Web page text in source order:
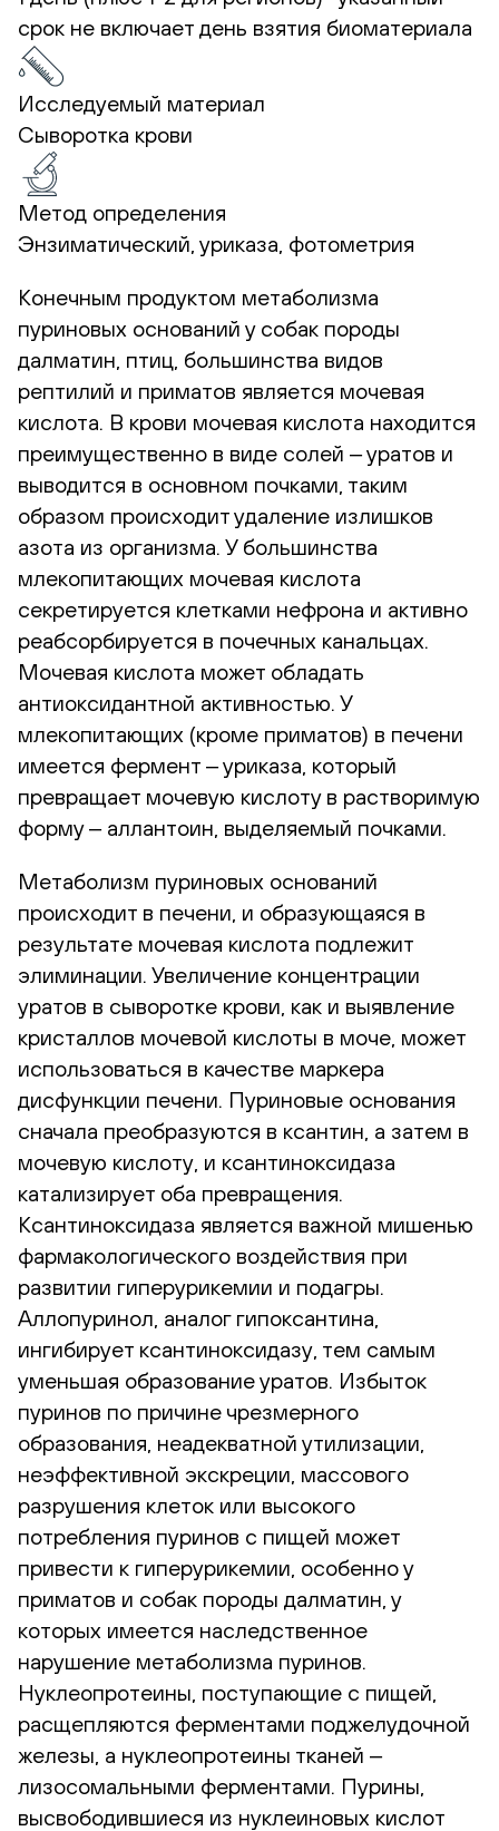
срок не включает день взятия биоматериала
Исследуемый материал
Сыворотка крови
Метод определения
Энзиматический, уриказа, фотометрия
Конечным продуктом метаболизма
пуриновых оснований у собак породы
далматин, птиц, большинства видов
рептилий и приматов является мочевая
кислота. В крови мочевая кислота находится
преимущественно в виде солей ‒ уратов и
выводится в основном почками, таким
образом происходит удаление излишков
азота из организма. У большинства
млекопитающих мочевая кислота
секретируется клетками нефрона и активно
реабсорбируется в почечных канальцах.
Мочевая кислота может обладать
антиоксидантной активностью. У
млекопитающих (кроме приматов) в печени
имеется фермент ‒ уриказа, который
превращает мочевую кислоту в растворимую
форму ‒ аллантоин, выделяемый почками.
Метаболизм пуриновых оснований
происходит в печени, и образующаяся в
результате мочевая кислота подлежит
элиминации. Увеличение концентрации
уратов в сыворотке крови, как и выявление
кристаллов мочевой кислоты в моче, может
использоваться в качестве маркера
дисфункции печени. Пуриновые основания
сначала преобразуются в ксантин, а затем в
мочевую кислоту, и ксантиноксидаза
катализирует оба превращения.
Ксантиноксидаза является важной мишенью
фармакологического воздействия при
развитии гиперурикемии и подагры.
Аллопуринол, аналог гипоксантина,
ингибирует ксантиноксидазу, тем самым
уменьшая образование уратов. Избыток
пуринов по причине чрезмерного
образования, неадекватной утилизации,
неэффективной экскреции, массового
разрушения клеток или высокого
потребления пуринов с пищей может
привести к гиперурикемии, особенно у
приматов и собак породы далматин, у
которых имеется наследственное
нарушение метаболизма пуринов.
Нуклеопротеины, поступающие с пищей,
расщепляются ферментами поджелудочной
железы, а нуклеопротеины тканей ‒
лизосомальными ферментами. Пурины,
высвободившиеся из нуклеиновых кислот